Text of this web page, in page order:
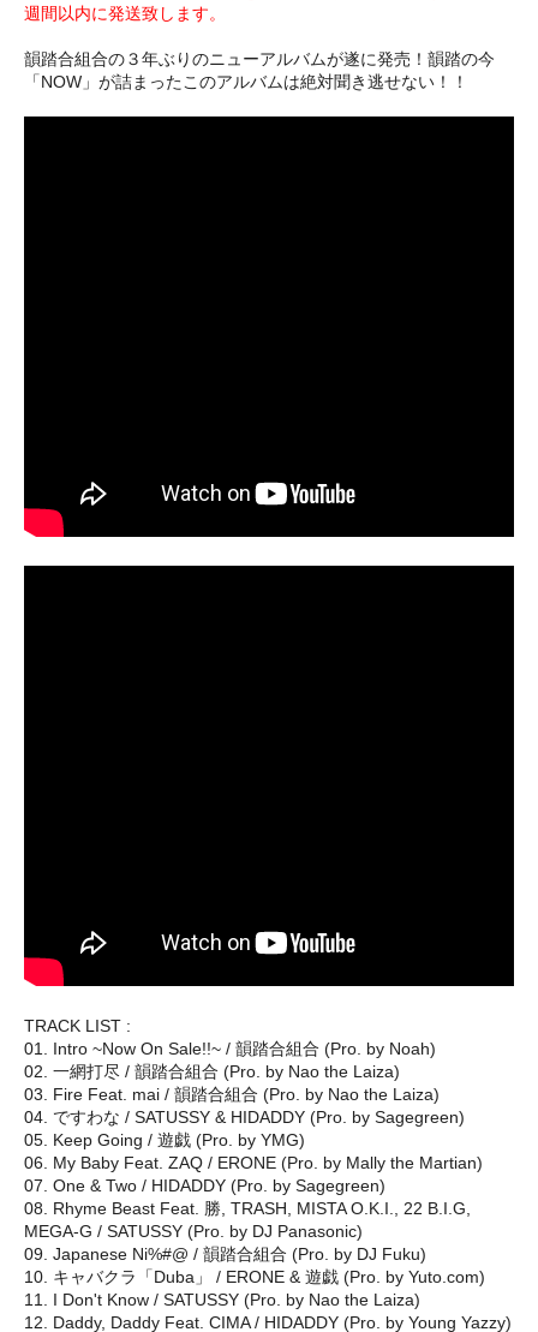
週間以内に発送致します。
韻踏合組合の３年ぶりのニューアルバムが遂に発売！韻踏の今
「NOW」が詰まったこのアルバムは絶対聞き逃せない！！
TRACK LIST :
01. Intro ~Now On Sale!!~ / 韻踏合組合 (Pro. by Noah)
02. 一網打尽 / 韻踏合組合 (Pro. by Nao the Laiza)
03. Fire Feat. mai / 韻踏合組合 (Pro. by Nao the Laiza)
04. ですわな / SATUSSY & HIDADDY (Pro. by Sagegreen)
05. Keep Going / 遊戯 (Pro. by YMG)
06. My Baby Feat. ZAQ / ERONE (Pro. by Mally the Martian)
07. One & Two / HIDADDY (Pro. by Sagegreen)
08. Rhyme Beast Feat. 勝, TRASH, MISTA O.K.I., 22 B.I.G,
MEGA-G / SATUSSY (Pro. by DJ Panasonic)
09. Japanese Ni%#@ / 韻踏合組合 (Pro. by DJ Fuku)
10. キャバクラ「Duba」 / ERONE & 遊戯 (Pro. by Yuto.com)
11. I Don't Know / SATUSSY (Pro. by Nao the Laiza)
12. Daddy, Daddy Feat. CIMA / HIDADDY (Pro. by Young Yazzy)